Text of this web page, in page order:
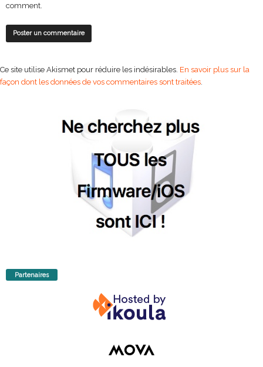
comment.
Ce site utilise Akismet pour réduire les indésirables. En savoir plus sur la
façon dont les données de vos commentaires sont traitées
Partenaires